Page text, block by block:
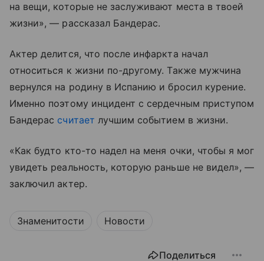
на вещи, которые не заслуживают места в твоей
жизни», — рассказал Бандерас.
Актер делится, что после инфаркта начал
относиться к жизни по-другому. Также мужчина
вернулся на родину в Испанию и бросил курение.
Именно поэтому инцидент с сердечным приступом
Бандерас считает лучшим событием в жизни.
«Как будто кто-то надел на меня очки, чтобы я мог
увидеть реальность, которую раньше не видел», —
заключил актер.
Знаменитости Новости
Поделиться